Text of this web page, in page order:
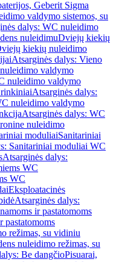
Geberit Sigma
valdymo sistemos, su
dalys: WC nuleidimo
nuleidimuDviejų kiekių
kiekių nuleidimo
Atsarginės dalys: Vieno
valdymo
nuleidimo valdymo
Atsarginės dalys:
nuleidimo valdymo
Atsarginės dalys: WC
nuleidimo
moduliaiSanitariniai
Sanitariniai moduliai WC
Atsarginės dalys:
WC
WC
Eksploatacinės
Atsarginės dalys:
ir pastatomoms
pastatomoms
režimas, su vidiniu
nuleidimo režimas, su
Be dangčioPisuarai,